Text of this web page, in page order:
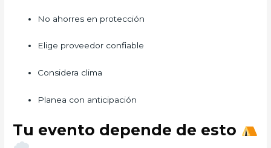
No ahorres en protección
Elige proveedor confiable
Considera clima
Planea con anticipación
Tu evento depende de esto